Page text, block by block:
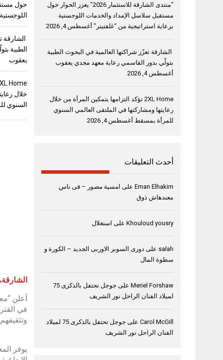
حول
الشارقة
الطبية
يعقوب
خلال
السنوي
الشارقة، 20 أكتوبر 2025،
يوفر
“منتدى الشارقة للاستثمار 2026” يعزز الحوار حول
مستقبل سلاسل الإمداد والخدمات اللوجستية
برعاية استراتيجية من “غلفتينر” أغسطس 4, 2026
الشارقة تعزّز شراكتها العالمية في البحوث الطبية
بتولّي بدور القاسمي رعاية معهد مجدي يعقوب
أغسطس 4, 2026
2XL Home تؤكد التزامها بتمكين المرأة من خلال
رعايتها ومشاركتها في الملتقى العالمي السنوي
للمرأة بمسقط أغسطس 4, 2026
أحدث التعليقات
Eman Elhakim على امسية مصور – فى ناس
معندهاش ذوق
Khouloud yousry على استغلال
salah على دورى السوبر الاوربى الجديد – الكورة و
سطوة المال
Meriel Forshaw على
جوجل تحتفل بالذكرى 75
لميلاد الفنان الراحل نور الشريف
Carol McGill على
جوجل تحتفل بالذكرى 75 لميلاد
الفنان الراحل نور الشريف